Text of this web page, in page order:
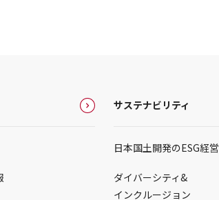
サステナビリティ
日本国土開発のESG経営
ダイバーシティ&
インクルージョン